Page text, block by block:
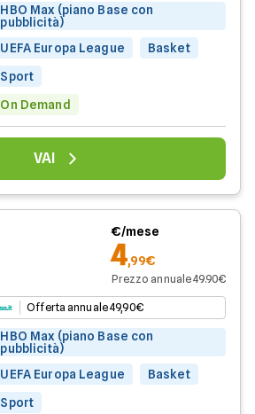
HBO Max (piano Base con
pubblicità)
UEFA Europa League
Basket
Sport
On Demand
VAI
€/mese
4,99€
Prezzo annuale 49.90€
Offerta annuale 49,90€
HBO Max (piano Base con
pubblicità)
UEFA Europa League
Basket
Sport